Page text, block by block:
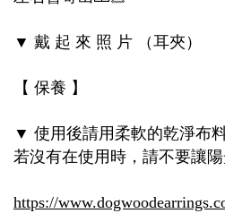
▼ 戴 起 來 照 片 （耳夾）
【 保養 】
▼ 使用後請用柔軟的乾淨布
若沒有在使用時，請不要讓
https://